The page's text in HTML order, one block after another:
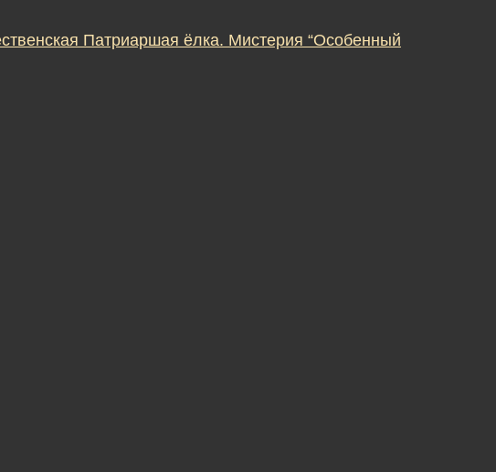
Патриаршая ёлка. Мистерия “Особенный